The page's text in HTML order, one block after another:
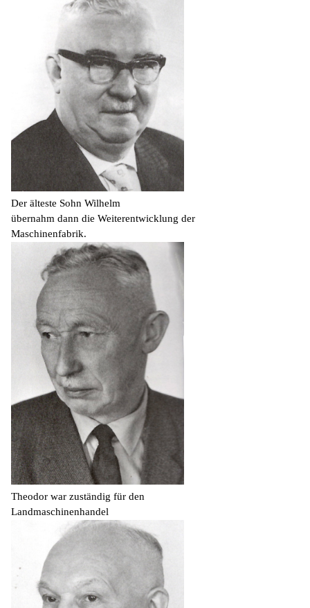
Der älteste Sohn Wilhelm
übernahm dann die Weiterentwicklung der
Maschinenfabrik.
Theodor war zuständig für den
Landmaschinenhandel